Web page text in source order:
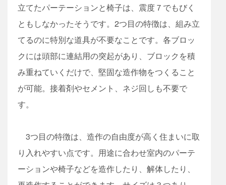
立てたパーテーションと椅子は、震度７でもびく
ともしなかったそうです。2つ目の特徴は、組み立
てるのに特別な道具が不要なことです。各ブロッ
クには頭部に連結用の突起があり、ブロックを積
み重ねていくだけで、堅固な造作物をつくること
が可能。接着剤やセメント、ネジ回しも不要で
す。
3つ目の特徴は、造作の自由度が高く住まいに取
り入れやすい点です。用途に合わせ室内のパーテ
ーションや椅子などを造作したり、解体したり、